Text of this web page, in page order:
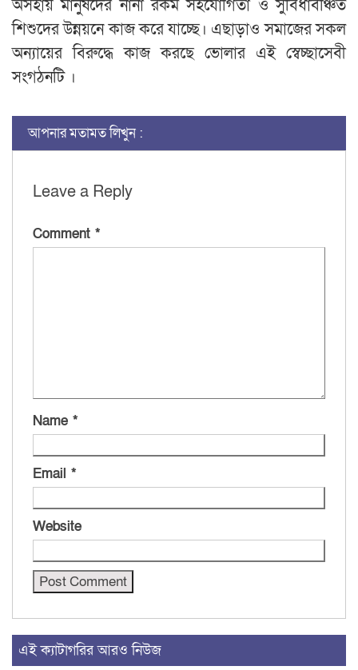
অসহায় মানুষদের নানা রকম সহযোগিতা ও সুবিধাবঞ্চিত
শিশুদের উন্নয়নে কাজ করে যাচ্ছে। এছাড়াও সমাজের সকল
অন্যায়ের বিরুদ্ধে কাজ করছে ভোলার এই স্বেচ্ছাসেবী
সংগঠনটি ।
আপনার মতামত লিখুন :
Leave a Reply
Comment *
Name *
Email *
Website
এই ক্যাটাগরির আরও নিউজ